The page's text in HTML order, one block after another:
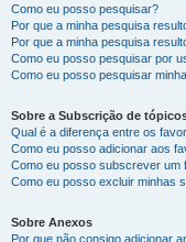
Como eu posso pesquisar?
Por que a minha pesquisa
Por que a minha pesquisa
Como eu posso pesquisar por
Como eu posso pesquisar
Sobre a Subscrição de
Qual é a diferença entre os
Como eu posso adicionar aos
Como eu posso subscrever um
Como eu posso excluir minhas
Sobre Anexos
Por que não consigo adicionar